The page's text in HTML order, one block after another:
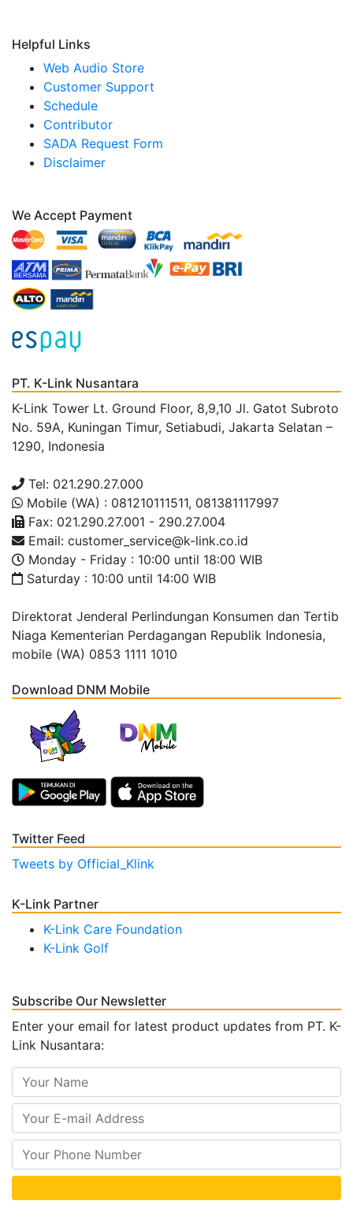
Helpful Links
Web Audio Store
Customer Support
Schedule
Contributor
SADA Request Form
Disclaimer
We Accept Payment
PT. K-Link Nusantara
K-Link Tower Lt. Ground Floor, 8,9,10 Jl. Gatot Subroto
No. 59A, Kuningan Timur, Setiabudi, Jakarta Selatan –
1290, Indonesia
Tel: 021.290.27.000
Mobile (WA) : 081210111511, 081381117997
Fax: 021.290.27.001 - 290.27.004
Email: customer_service@k-link.co.id
Monday - Friday : 10:00 until 18:00 WIB
Saturday : 10:00 until 14:00 WIB
Direktorat Jenderal Perlindungan Konsumen dan Tertib
Niaga Kementerian Perdagangan Republik Indonesia,
mobile (WA) 0853 1111 1010
Download DNM Mobile
Twitter Feed
Tweets by Official_Klink
K-Link Partner
K-Link Care Foundation
K-Link Golf
Subscribe Our Newsletter
Enter your email for latest product updates from PT. K-
Link Nusantara: